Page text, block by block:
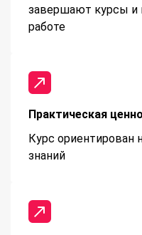
завершают курсы и
работе
Практическая
Курс ориентирован
знаний